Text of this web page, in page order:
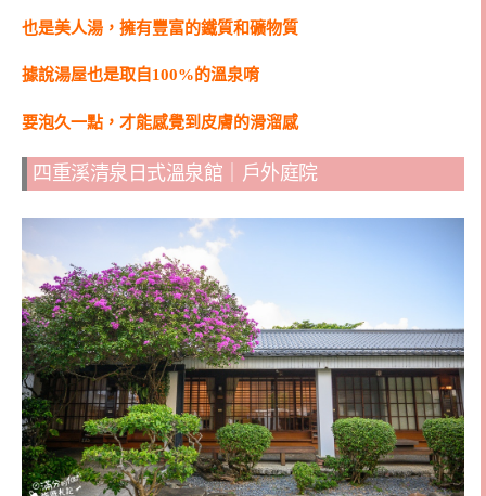
也是美人湯，擁有豐富的鐵質和礦物質
據說湯屋也是取自100%的溫泉唷
要泡久一點，才能感覺到皮膚的滑溜感
四重溪清泉日式溫泉館｜戶外庭院